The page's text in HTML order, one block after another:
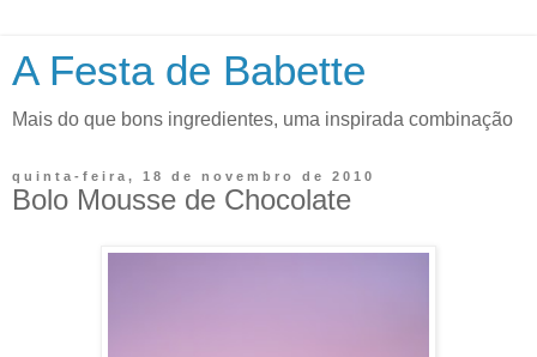
A Festa de Babette
Mais do que bons ingredientes, uma inspirada combinação
quinta-feira, 18 de novembro de 2010
Bolo Mousse de Chocolate